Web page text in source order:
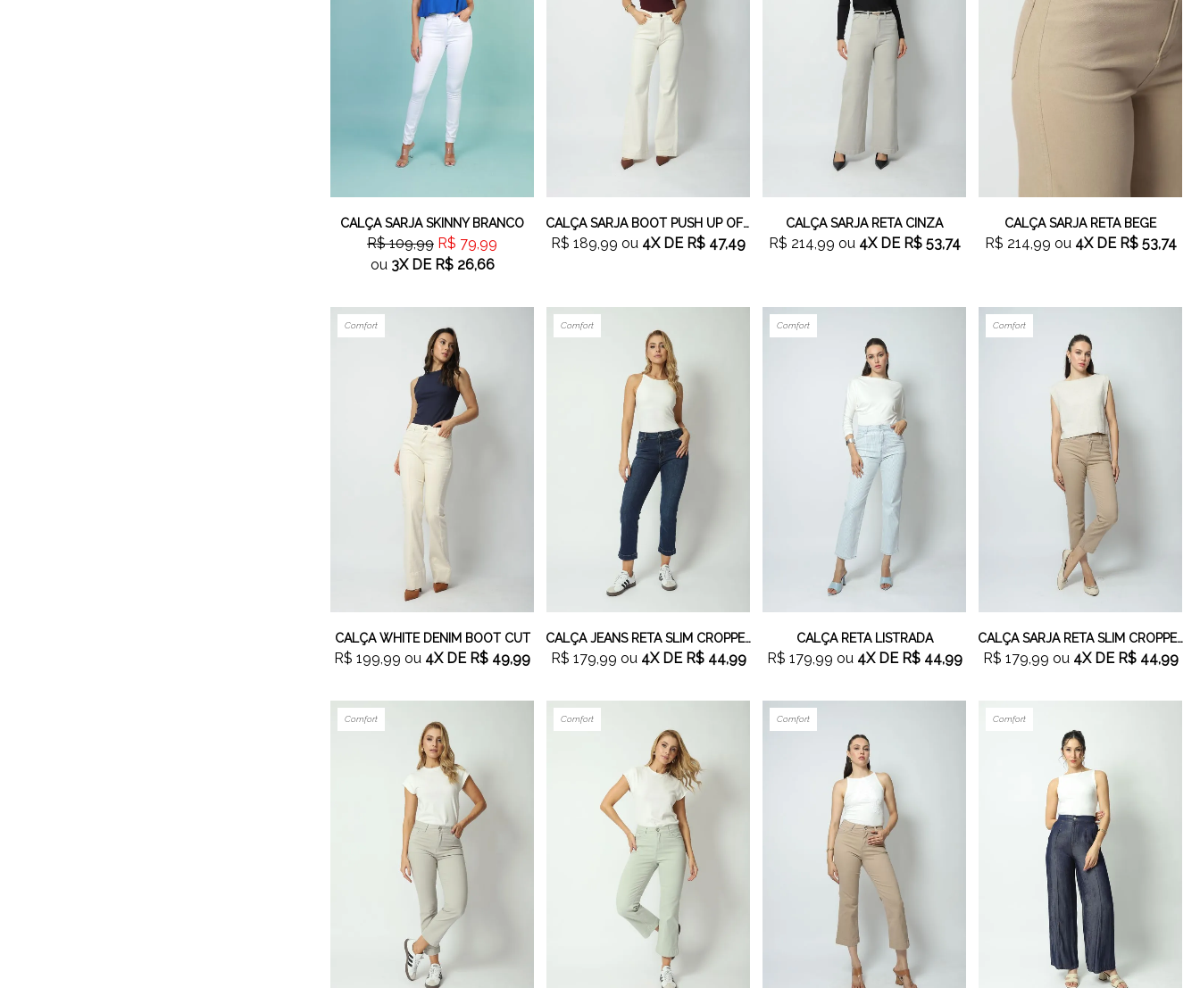
CALÇA SARJA SKINNY BRANCO
R$ 109,99 R$ 79,99
ou 3XDE R$ 26,66
CALÇA SARJA BOOT PUSH UP OFF WHITE
R$ 189,99 ou 4XDE R$ 47,49
CALÇA SARJA RETA CINZA
R$ 214,99 ou 4XDE R$ 53,74
CALÇA SARJA RETA BEGE
R$ 214,99 ou 4XDE R$ 53,74
Comfort
CALÇA WHITE DENIM BOOT CUT
R$ 199,99 ou 4XDE R$ 49,99
Comfort
CALÇA JEANS RETA SLIM CROPPED
R$ 179,99 ou 4XDE R$ 44,99
Comfort
CALÇA RETA LISTRADA
R$ 179,99 ou 4XDE R$ 44,99
Comfort
CALÇA SARJA RETA SLIM CROPPED CAQUI
R$ 179,99 ou 4XDE R$ 44,99
Comfort Comfort Comfort Comfort